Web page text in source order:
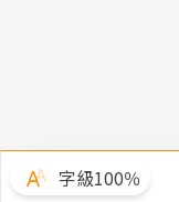
字級100％